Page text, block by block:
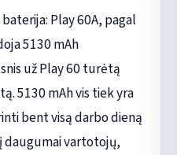
Play 60A, pagal
5130 mAh
už Play 60 turėtą
5130 mAh vis tiek yra
bent visą darbo dieną
daugumai vartotojų,